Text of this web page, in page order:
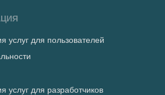
услуг для пользователей
услуг для разработчиков